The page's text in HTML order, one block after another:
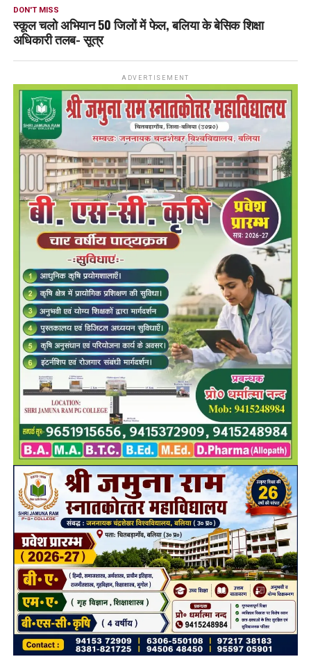
DON'T MISS
स्कूल चलो अभियान 50 जिलों में फेल, बलिया के बेसिक शिक्षा
अधिकारी तलब- सूत्र
ADVERTISEMENT